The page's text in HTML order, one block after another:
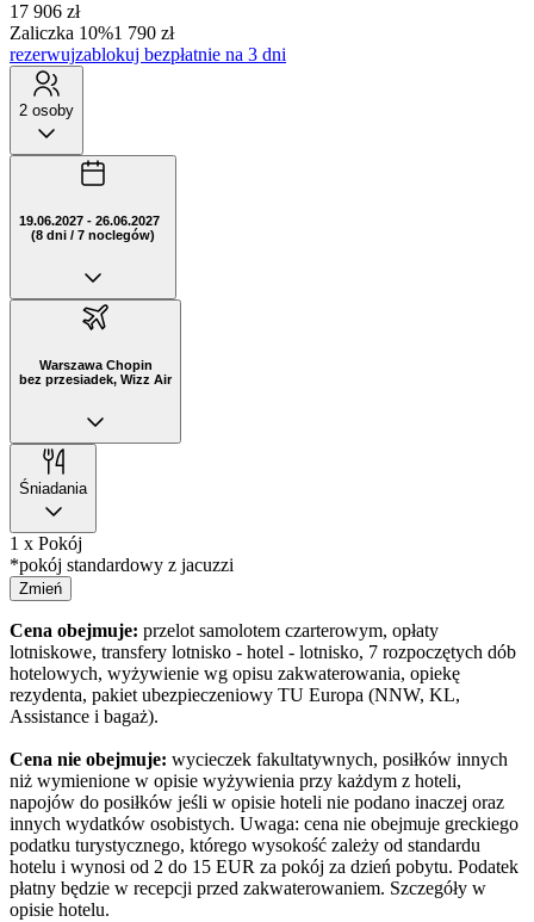
17 906 zł
Zaliczka 10%1 790 zł
rezerwujzablokuj bezpłatnie na 3 dni
2 osoby
19.06.2027 - 26.06.2027
(8 dni / 7 noclegów)
Warszawa Chopin
bez przesiadek, Wizz Air
Śniadania
1 x Pokój
*pokój standardowy z jacuzzi
Zmień
Cena obejmuje: przelot samolotem czarterowym, opłaty
lotniskowe, transfery lotnisko - hotel - lotnisko, 7 rozpoczętych dób
hotelowych, wyżywienie wg opisu zakwaterowania, opiekę
rezydenta, pakiet ubezpieczeniowy TU Europa (NNW, KL,
Assistance i bagaż).
Cena nie obejmuje: wycieczek fakultatywnych, posiłków innych
niż wymienione w opisie wyżywienia przy każdym z hoteli,
napojów do posiłków jeśli w opisie hoteli nie podano inaczej oraz
innych wydatków osobistych. Uwaga: cena nie obejmuje greckiego
podatku turystycznego, którego wysokość zależy od standardu
hotelu i wynosi od 2 do 15 EUR za pokój za dzień pobytu. Podatek
płatny będzie w recepcji przed zakwaterowaniem. Szczegóły w
opisie hotelu.